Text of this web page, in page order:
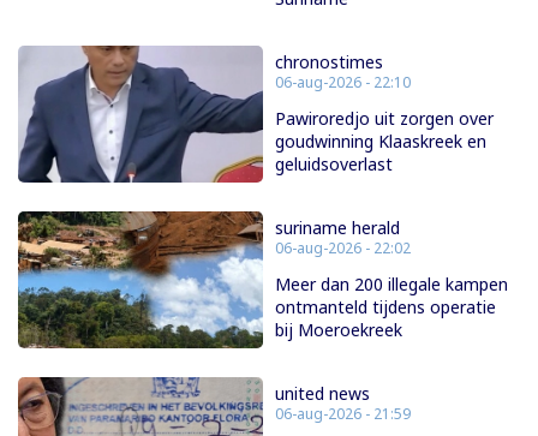
chronostimes
06-aug-2026 - 22:10
Pawiroredjo uit zorgen over
goudwinning Klaaskreek en
geluidsoverlast
suriname herald
06-aug-2026 - 22:02
Meer dan 200 illegale kampen
ontmanteld tijdens operatie
bij Moeroekreek
united news
06-aug-2026 - 21:59